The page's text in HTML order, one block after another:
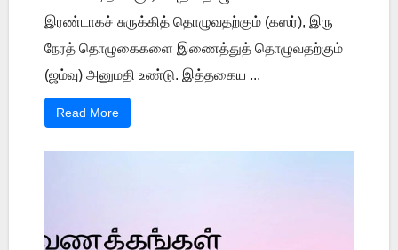
இரண்டாகச் சுருக்கித் தொழுவதற்கும் (கஸர்), இரு
நேரத் தொழுகைகளை இணைத்துத் தொழுவதற்கும்
(ஜம்வு) அனுமதி உண்டு. இத்தகைய ...
Read More